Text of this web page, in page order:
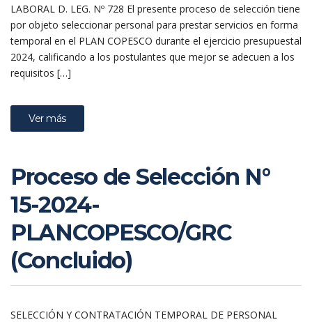
LABORAL D. LEG. Nº 728 El presente proceso de selección tiene
por objeto seleccionar personal para prestar servicios en forma
temporal en el PLAN COPESCO durante el ejercicio presupuestal
2024, calificando a los postulantes que mejor se adecuen a los
requisitos […]
Ver más
Proceso de Selección N°
15-2024-
PLANCOPESCO/GRC
(Concluido)
SELECCIÓN Y CONTRATACIÓN TEMPORAL DE PERSONAL